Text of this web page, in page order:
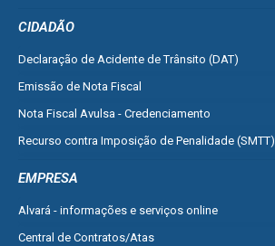
CIDADÃO
Declaração de Acidente de Trânsito (DAT)
Emissão de Nota Fiscal
Nota Fiscal Avulsa - Credenciamento
Recurso contra Imposição de Penalidade (SMTT)
EMPRESA
Alvará - informações e serviços online
Central de Contratos/Atas